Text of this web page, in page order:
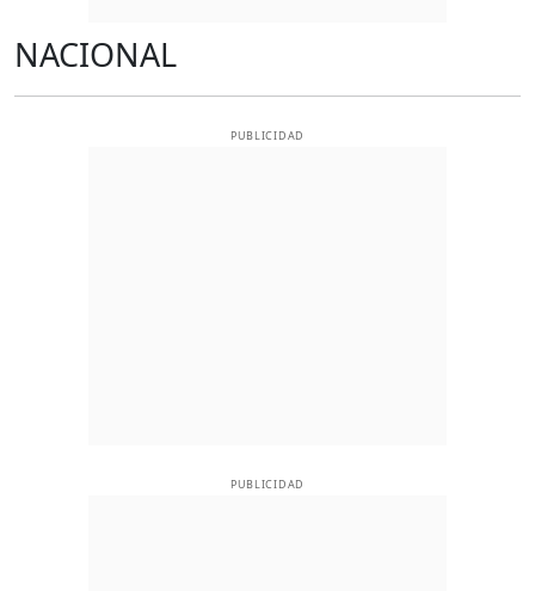
NACIONAL
PUBLICIDAD
PUBLICIDAD